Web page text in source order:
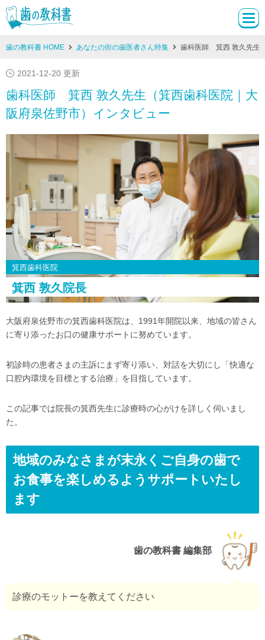
歯の教科書 HOME あなたの街の歯医者さん特集 歯科医師 箕西 敦久先生
2021-12-20 更新
歯科医師 箕西 敦久先生（箕西歯科医院｜大
阪府泉佐野市）インタビュー
箕西歯科医院
箕西 敦久院長
大阪府泉佐野市の箕西歯科医院は、1991年開院以来、地域の皆さん
に寄り添ったお口の健康サポートに努めています。
初診時の患者さまの主訴にまず寄り添い、対話を大切にし「快適な
口腔内環境を目標とする治療」を目指しています。
この記事では院長の箕西先生に診療時の心がけを詳しく伺いまし
た。
地域のみなさまが末永くご自身の歯で
お食事を楽しめるようサポートいたし
ます
歯の教科書 編集部
診療のモットーを教えてください